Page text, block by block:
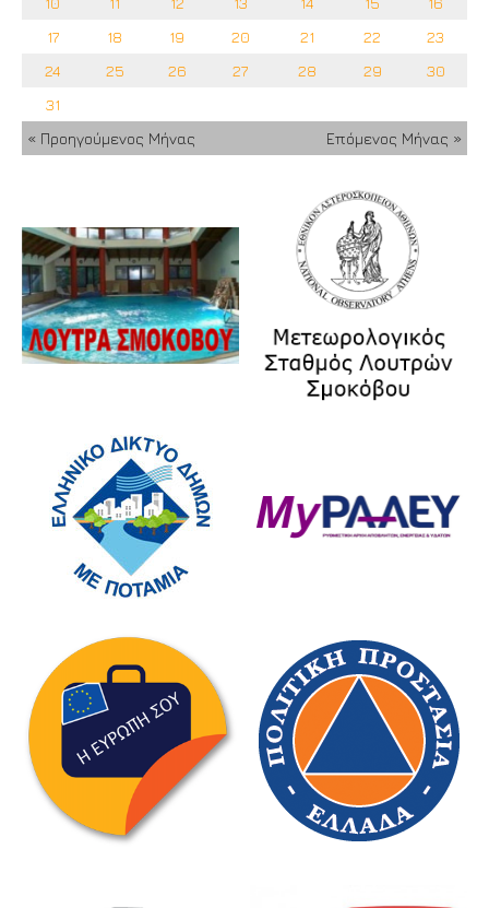
17
18 19 20 21 22
23
24
25 26 27 28 29
30
31
« Προηγούμενος Μήνας
Επόμενος Μήνας »